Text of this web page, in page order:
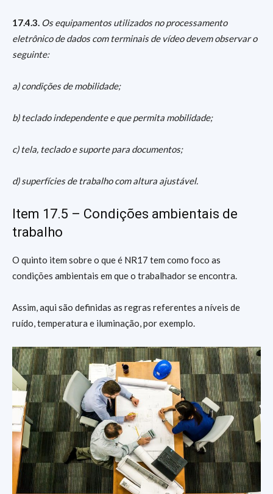
17.4.3. Os equipamentos utilizados no processamento
eletrônico de dados com terminais de vídeo devem observar o
seguinte:
a) condições de mobilidade;
b) teclado independente e que permita mobilidade;
c) tela, teclado e suporte para documentos;
d) superfícies de trabalho com altura ajustável.
Item 17.5 – Condições ambientais de
trabalho
O quinto item sobre o que é NR17 tem como foco as
condições ambientais em que o trabalhador se encontra.
Assim, aqui são definidas as regras referentes a níveis de
ruído, temperatura e iluminação, por exemplo.